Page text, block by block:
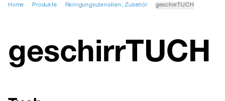
Home Produkte Reinigungsutensilien, Zubehör geschirrTUCH
geschirrTUCH